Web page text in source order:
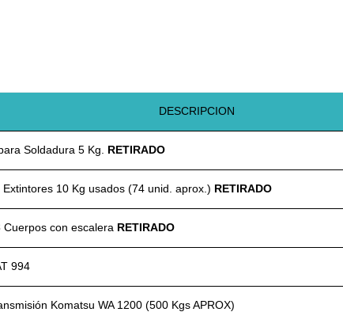
DESCRIPCION
Soldadura 5 Kg. RETIRADO
Extintores 10 Kg usados (74 unid. aprox.) RETIRADO
Cuerpos con escalera RETIRADO
994
Komatsu WA 1200 (500 Kgs APROX)